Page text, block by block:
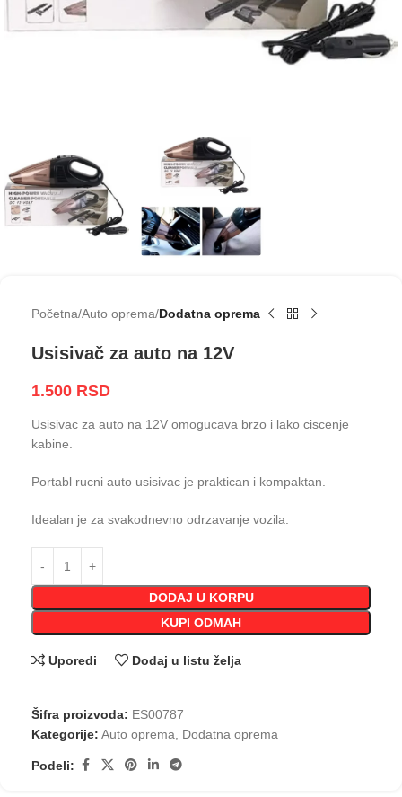
Početna Auto oprema Dodatna oprema
Usisivač za auto na 12V
1.500 RSD
Usisivac za auto na 12V omogucava brzo i lako ciscenje
kabine.
Portabl rucni auto usisivac je praktican i kompaktan.
Idealan je za svakodnevno odrzavanje vozila.
DODAJ U KORPU
KUPI ODMAH
Uporedi Dodaj u listu želja
Šifra proizvoda: ES00787
Kategorije: Auto oprema, Dodatna oprema
Podeli: